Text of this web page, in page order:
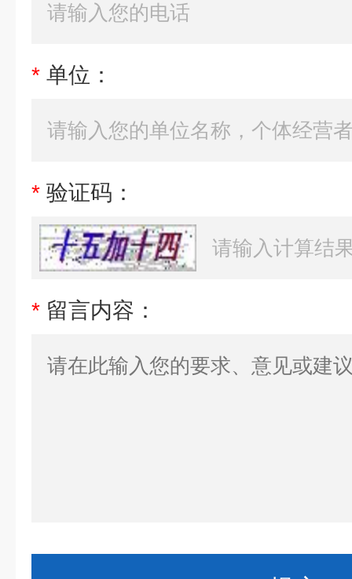
* 单位：
* 验证码：
* 留言内容：